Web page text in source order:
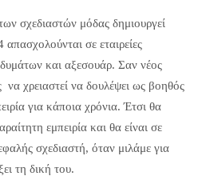
σχεδιαστών μόδας δημιουργεί
σε εταιρείες
και αξεσουάρ. Σαν νέος
να χρειαστεί να δουλέψει ως βοηθός
για κάποια χρόνια. Έτσι θα
εμπειρία και θα είναι σε
σχεδιαστή, όταν μιλάμε για
τη δική του.